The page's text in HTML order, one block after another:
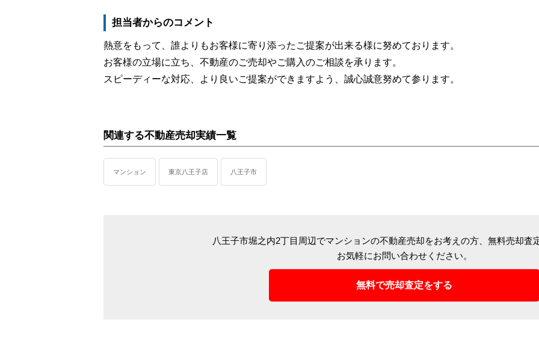
担当者からのコメント
熱意をもって、誰よりもお客様に寄り添ったご提案が出来る様に努めております。
お客様の立場に立ち、不動産のご売却やご購入のご相談を承ります。
スピーディーな対応、より良いご提案ができますよう、誠心誠意努めて参ります。
関連する不動産売却実績一覧
マンション 東京八王子店 八王子市
八王子市堀之内2丁目周辺でマンションの不動産売却をお考えの方、 無料売却査
お気軽にお問い合わせください。
無料で売却査定をする